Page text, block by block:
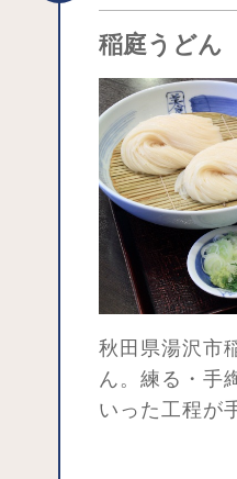
稲庭うどん
秋田県湯沢市
ん。練る・手
いった工程が